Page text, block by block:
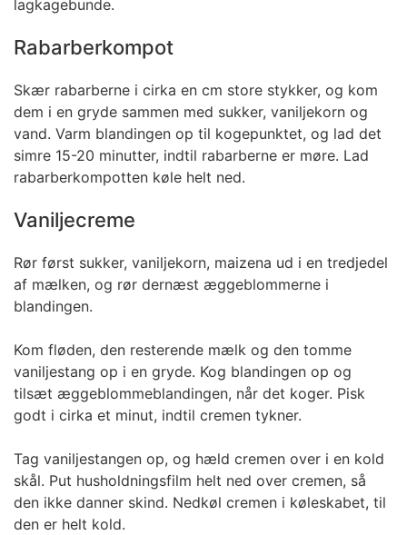
lagkagebunde.
Rabarberkompot
Skær rabarberne i cirka en cm store stykker, og kom
dem i en gryde sammen med sukker, vaniljekorn og
vand. Varm blandingen op til kogepunktet, og lad det
simre 15-20 minutter, indtil rabarberne er møre. Lad
rabarberkompotten køle helt ned.
Vaniljecreme
Rør først sukker, vaniljekorn, maizena ud i en tredjedel
af mælken, og rør dernæst æggeblommerne i
blandingen.
Kom fløden, den resterende mælk og den tomme
vaniljestang op i en gryde. Kog blandingen op og
tilsæt æggeblommeblandingen, når det koger. Pisk
godt i cirka et minut, indtil cremen tykner.
Tag vaniljestangen op, og hæld cremen over i en kold
skål. Put husholdningsfilm helt ned over cremen, så
den ikke danner skind. Nedkøl cremen i køleskabet, til
den er helt kold.